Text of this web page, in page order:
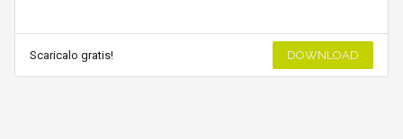
Scaricalo gratis! DOWNLOAD